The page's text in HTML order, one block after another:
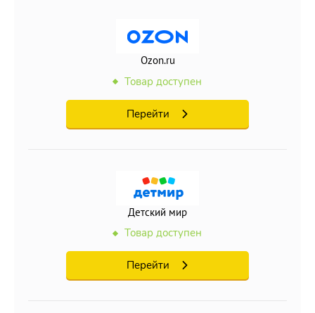
Ozon.ru
Товар доступен
Перейти
Детский мир
Товар доступен
Перейти